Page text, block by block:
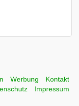
Werbung
Kontakt
Impressum